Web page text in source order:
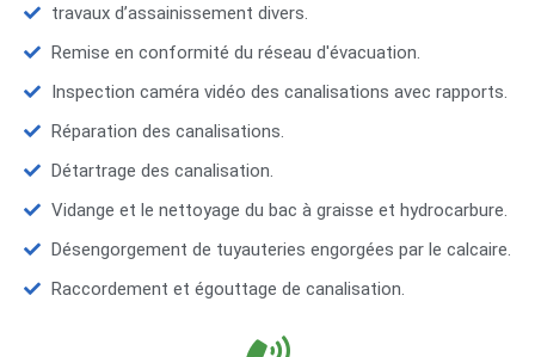
travaux d’assainissement divers.
Remise en conformité du réseau d'évacuation.
Inspection caméra vidéo des canalisations avec rapports.
Réparation des canalisations.
Détartrage des canalisation.
Vidange et le nettoyage du bac à graisse et hydrocarbure.
Désengorgement de tuyauteries engorgées par le calcaire.
Raccordement et égouttage de canalisation.